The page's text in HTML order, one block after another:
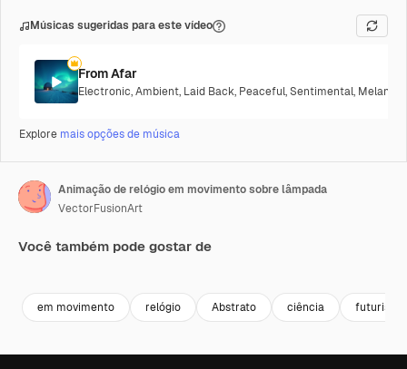
Músicas sugeridas para este vídeo
From Afar
Electronic,Ambient, Laid Back, Peaceful,Sentimental,
Explore mais opções de música
Animação de relógio em movimento sobre lâmpada
VectorFusionArt
Você também pode gostar de
em movimento relógio Abstrato ciência futurista